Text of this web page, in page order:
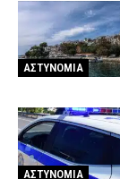
ΑΣΤΥΝΟΜΙΑ
ΑΣΤΥΝΟΜΙΑ